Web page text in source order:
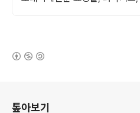
톺아보기